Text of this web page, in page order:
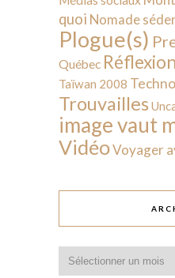
quoi Nomade
Plogue(s)
Québec
Taïwan 2008
Trouvailles
image vaut
VidéoVoyager